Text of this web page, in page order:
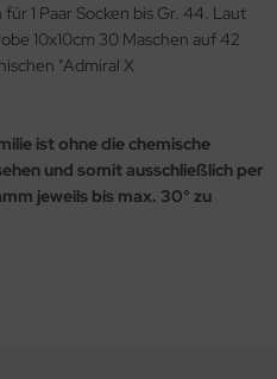
1 Paar Socken bis Gr. 44. Laut
10x10cm 30 Maschen auf 42
"Admiral X
ist ohne die chemische
und somit ausschließlich per
jeweils bis max. 30° zu